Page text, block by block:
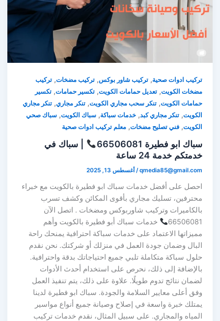
تركيب ادوات صحية,تركيب شاور بوكس,تركيب مضخات,تركيب
مضخات الكويت,تعديل حمامات الكويت,تكسير حمامات,تكسير
حمامات الكويت,تنكر سحب مجاري الكويت,تنكر مجاري,تنكر مجاري
الكويت,تنكر مجاري كبد,خدمات سباكة,سباك الكويت,سباك صحي
الكويت,فني تصليح مضخات,معلم تركيب ادوات صحية
سباك ابو فطيرة 66506081
| سباك في
خدمتكم خدمة 24 ساعة
qmedia85@gmail.com
/أغسطس 13, 2025
احصل على أفضل خدمات سباك ابو فطيرة بالكويت مع خبراء
محترفين، تسليك مجاري بأقوى المكائن وكشف تسرب
بالكاميرات وتركيب شاوربوكس ومضخات . اتصل الآن
66506081
خدمات سباك أبو فطيرة بالكويت وأهم
مميزاتها الاعتماد على خدمات سباكة احترافية يمنحك راحة
البال وضمان جودة العمل في منزلك أو شركتك. نحن نقدم
حلول سباكة متكاملة تلبي جميع احتياجاتك بدقة واحترافية.
بالإضافة إلى ذلك، نحرص على استخدام أحدث الأدوات
لضمان نتائج تدوم طويلًا. علاوة على ذلك، يتم تنفيذ العمل
وفق أعلى معايير السلامة والجودة. سباك ابو فطيرة لدينا
يمتلك خبرة واسعة في إصلاح وصيانة جميع أنواع مواسير
المياه والمجاري. على سبيل المثال، نقدم خدمات تركيب